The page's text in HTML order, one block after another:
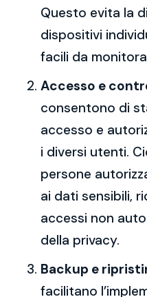
Questo evita la
dispositivi
facili da
Accesso e
consentono di
accesso e
i diversi utenti.
persone
ai dati sensibili,
accessi non
della privacy.
Backup e
facilitano